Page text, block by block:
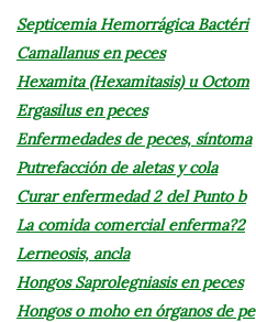
Septicemia Hemorrágica Bactéri
Camallanus en peces
Hexamita (Hexamitasis) u Octom
Ergasilus en peces
Enfermedades de peces, síntoma
Putrefacción de aletas y cola
Curar enfermedad 2 del Punto b
La comida comercial enferma?2
Lerneosis, ancla
Hongos Saprolegniasis en peces
Hongos o moho en órganos de pe